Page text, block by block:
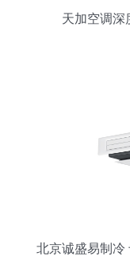
天加空调深
北京诚盛易制冷